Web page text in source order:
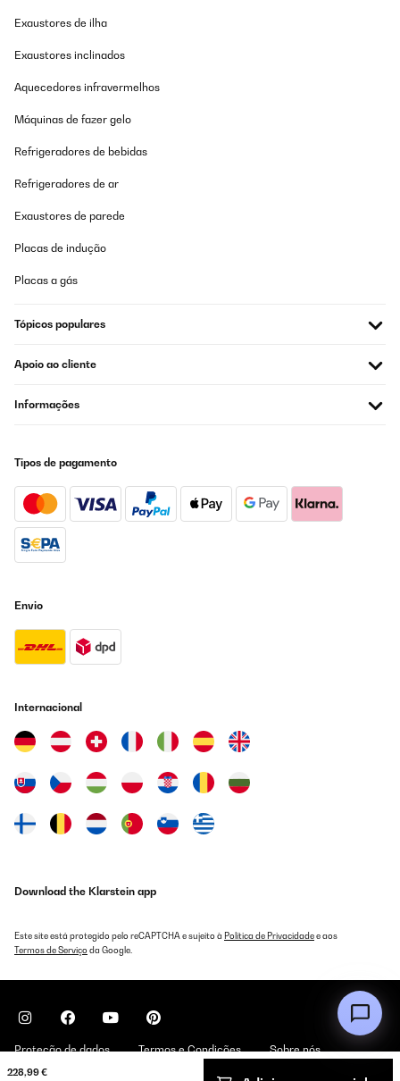
228,99 €
Exaustores de ilha
Exaustores inclinados
Aquecedores infravermelhos
Máquinas de fazer gelo
Refrigeradores de bebidas
Refrigeradores de ar
Exaustores de parede
Placas de indução
Placas a gás
Tópicos populares
Apoio ao cliente
Informações
Tipos de pagamento
Envio
Internacional
Download the Klarstein app
Este site está protegido pelo reCAPTCHA e sujeito à Política de Privacidadee aos
Termos de Serviçoda Google.
Proteção de dados Termos e Condições Sobre nós